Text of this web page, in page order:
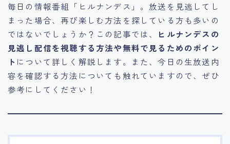
毎日の情報番組「ヒルナンデス」。放送を見逃してし
まった場合、再び楽しむ方法を探している方も多いの
ではないでしょうか？この記事では、
ヒルナンデスの
見逃し配信を視聴する方法や無料で見るためのポイン
ト について詳しく解説します。また、今日の生放送内
容を確認する方法についても触れていますので、ぜひ
参考にしてください！